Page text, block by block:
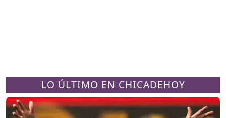
LO ÚLTIMO EN CHICADEHOY